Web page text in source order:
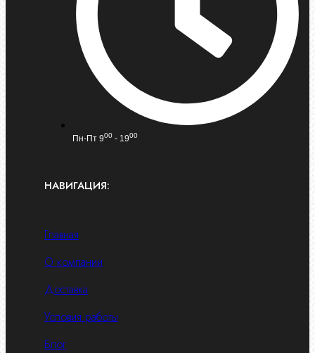
Пн-Пт 900 - 1900
НАВИГАЦИЯ:
Главная
О компании
Доставка
Условия работы
Блог